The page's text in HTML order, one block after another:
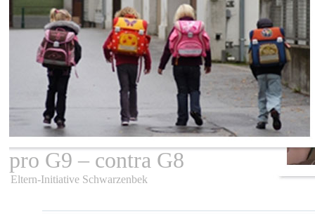
pro G9 – contra G8
Eltern-Initiative Schwarzenbek